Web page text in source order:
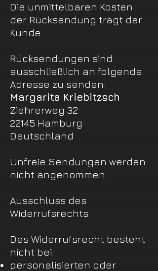
Die unmittelbaren Kosten
der Rücksendung trägt der
Kunde.
Rücksendungen sind
ausschließlich an folgende
Adresse zu senden:
Margarita Kriebitzsch
Ziehrerweg 32
22145 Hamburg
Deutschland
Unfreie Sendungen werden
nicht angenommen.
Ausschluss des
Widerrufsrechts
Das Widerrufsrecht besteht
nicht bei:
personalisierten oder